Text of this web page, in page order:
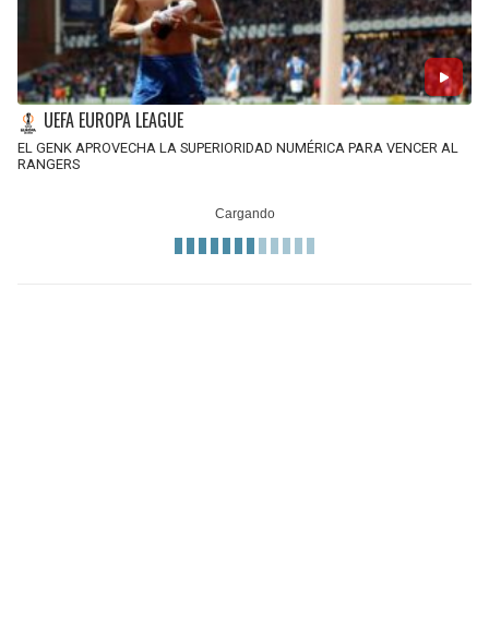
UEFA EUROPA LEAGUE
EL GENK APROVECHA LA SUPERIORIDAD NUMÉRICA PARA VENCER AL
RANGERS